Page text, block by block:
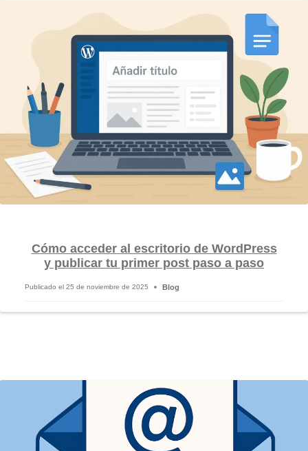
Cómo acceder al escritorio de WordPress
y publicar tu primer post paso a paso
Publicado el 25 de noviembre de 2025 Blog